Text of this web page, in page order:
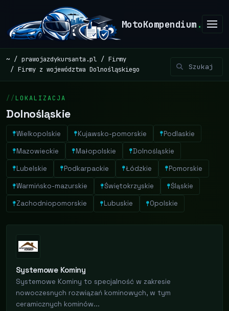
MotoKompendium .
~ prawojazdykursanta.pl
Firmy
Firmy z województwa Dolnośląskiego
LOKALIZACJA
Dolnośląskie
Wielkopolskie Kujawsko-pomorskie Podlaskie
Mazowieckie Małopolskie Dolnośląskie
Lubelskie Podkarpackie Łódzkie Pomorskie
Warmińsko-mazurskie Świętokrzyskie Śląskie
Zachodniopomorskie Lubuskie Opolskie
Systemowe Kominy
Systemowe Kominy to specjalność w zakresie
nowoczesnych rozwiązań kominowych, w tym
ceramicznych kominów...